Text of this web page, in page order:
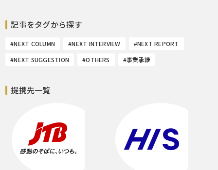
記事をタグから探す
#NEXT COLUMN #NEXT INTERVIEW
#NEXT REPORT
#NEXT SUGGESTION
#OTHERS #事業承継
提携先一覧